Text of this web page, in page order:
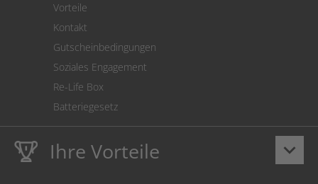
Vorteile
Kontakt
Gutscheinbedingungen
Soziales Engagement
Re-Life Box
Batteriegesetz
keyboard_arrow_down
Ihre Vorteile